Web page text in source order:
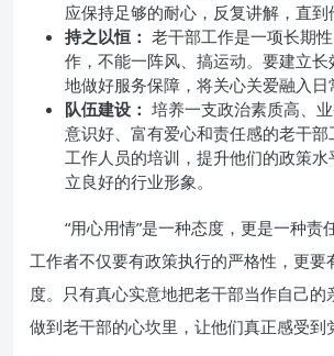
应保持足够的耐心，反复讲解，直到
持之以恒： 老干部工作是一项长期
作，不能一阵风、搞运动。要建立
地做好服务保障，将关心关爱融入日
队伍建设： 培养一支政治素质高、
意识好、富有爱心和责任感的老干
工作人员的培训，提升他们的政策
立良好的行业形象。
“用心用情”是一种态度，更是一种责
工作者不仅要有政策执行的严格性，更要
度。只有真心实意地把老干部当作自己的
做到老干部的心坎里，让他们真正感受到